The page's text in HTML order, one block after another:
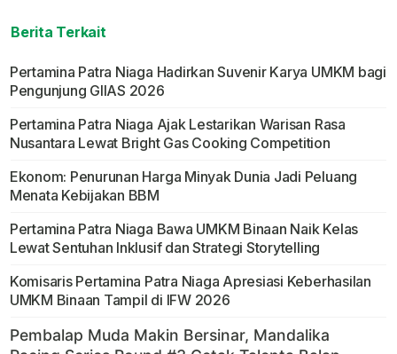
Berita Terkait
Pertamina Patra Niaga Hadirkan Suvenir Karya UMKM bagi
Pengunjung GIIAS 2026
Pertamina Patra Niaga Ajak Lestarikan Warisan Rasa
Nusantara Lewat Bright Gas Cooking Competition
Ekonom: Penurunan Harga Minyak Dunia Jadi Peluang
Menata Kebijakan BBM
Pertamina Patra Niaga Bawa UMKM Binaan Naik Kelas
Lewat Sentuhan Inklusif dan Strategi Storytelling
Komisaris Pertamina Patra Niaga Apresiasi Keberhasilan
UMKM Binaan Tampil di IFW 2026